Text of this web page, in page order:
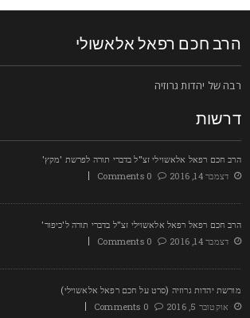
חכם רפאל אלאשולי
של יהדות גרוזיה
חכם רפאל אלאשוילי זצ"ל בדברי תורה לפרשת 'מקץ'
דצמבר 14, 2016
0 Comments
חכם רפאל רפאל אלאשוילי זצ"ל בדברי תורה ל'כיפור'
דצמבר 14, 2016
0 Comments
יהדות גרוזיה (סרט על חכם רפאל אלאשוילי)
אוקטובר 5, 2016
0 Comments